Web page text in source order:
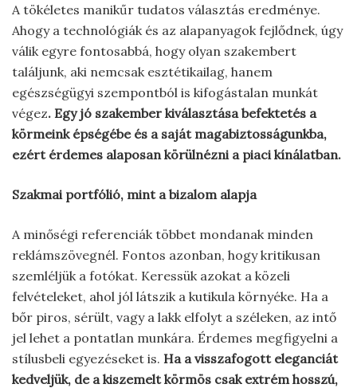
A tökéletes manikűr tudatos választás eredménye.
Ahogy a technológiák és az alapanyagok fejlődnek, úgy
válik egyre fontosabbá, hogy olyan szakembert
találjunk, aki nemcsak esztétikailag, hanem
egészségügyi szempontból is kifogástalan munkát
végez. Egy jó szakember kiválasztása befektetés a
körmeink épségébe és a saját magabiztosságunkba,
ezért érdemes alaposan körülnézni a piaci kínálatban.
Szakmai portfólió, mint a bizalom alapja
A minőségi referenciák többet mondanak minden
reklámszövegnél. Fontos azonban, hogy kritikusan
szemléljük a fotókat. Keressük azokat a közeli
felvételeket, ahol jól látszik a kutikula környéke. Ha a
bőr piros, sérült, vagy a lakk elfolyt a széleken, az intő
jel lehet a pontatlan munkára. Érdemes megfigyelni a
stílusbeli egyezéseket is. Ha a visszafogott eleganciát
kedveljük, de a kiszemelt körmös csak extrém hosszú,